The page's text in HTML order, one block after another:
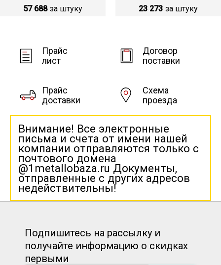
57 688 за штуку 23 273 за штуку
Прайс
лист
Договор
поставки
Прайс
доставки
Схема
проезда
Внимание! Все электронные
письма и счета от имени нашей
компании отправляются только с
почтового домена
@1metallobaza.ru Документы,
отправленные с других адресов
недействительны!
Подпишитесь на рассылку и
получайте информацию о скидках
первыми